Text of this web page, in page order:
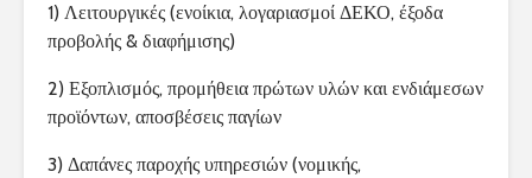
1) Λειτουργικές (ενοίκια, λογαριασμοί ΔΕΚΟ, έξοδα
προβολής & διαφήμισης)
2) Εξοπλισμός, προμήθεια πρώτων υλών και ενδιάμεσων
προϊόντων, αποσβέσεις παγίων
3) Δαπάνες παροχής υπηρεσιών (νομικής,